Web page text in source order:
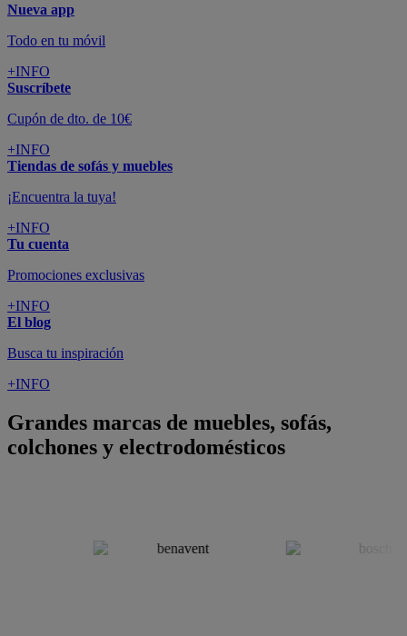
Nueva app
Todo en tu móvil
+INFO
Suscríbete
Cupón de dto. de 10€
+INFO
Tiendas de sofás y muebles
¡Encuentra la tuya!
+INFO
Tu cuenta
Promociones exclusivas
+INFO
El blog
Busca tu inspiración
+INFO
Grandes marcas de muebles, sofás,
colchones y electrodomésticos